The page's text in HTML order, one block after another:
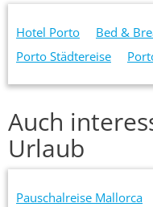
Hotel Porto Bed &
Porto Städtereise
Auch
Urlaub
Pauschalreise Mallorca